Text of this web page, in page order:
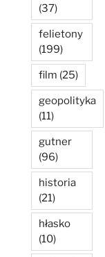
(37)
felietony
(199)
film (25)
geopolityka
(11)
gutner
(96)
historia
(21)
hłasko
(10)